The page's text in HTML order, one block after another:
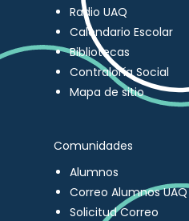
Radio UAQ
Calendario Escolar
Bibliotecas
Contraloría Social
Mapa de sitio
Comunidades
Alumnos
Correo Alumnos UAQ
Solicitud Correo